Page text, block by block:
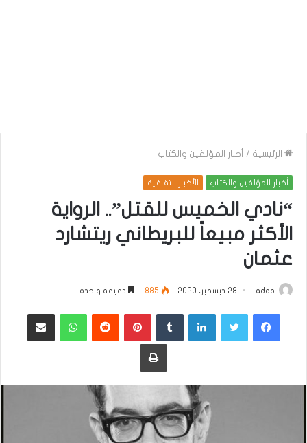
الرئيسية / أخبار المؤلفين والكتاب
أخبار المؤلفين والكتاب الأخبار الثقافية
“نادي الخميس للقتل”.. الرواية
الأكثر مبيعاً للبريطاني ريتشارد
عثمان
adab 28 ديسمبر، 2020 885 دقيقة واحدة
فيسبوكتويتر لينكدإن ‏Tumblr بينتيريست
‏Reddit واتساب مشاركة عبر البريد
طباعة